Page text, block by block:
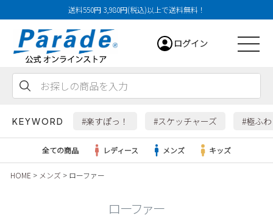
送料550円 3,980円(税込)以上で送料無料！
ログイン
KEYWORD #楽すぽっ！ #スケッチャーズ #極ふ
全ての商品 レディース メンズ キッズ
HOME メンズ ローファー
ローファー